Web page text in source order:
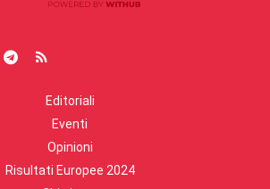
Editoriali
Eventi
Opinioni
Risultati Europee 2024